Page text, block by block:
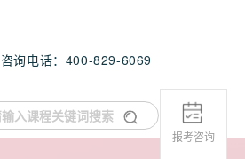
咨询电话：400-829-6069
报考咨询